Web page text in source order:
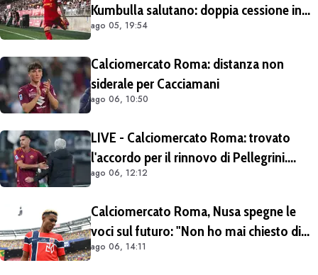
Kumbulla salutano: doppia cessione in
Spagna
ago 05, 19:54
Calciomercato Roma: distanza non
siderale per Cacciamani
ago 06, 10:50
LIVE - Calciomercato Roma: trovato
l'accordo per il rinnovo di Pellegrini.
Prolungamento di un solo anno
ago 06, 12:12
Calciomercato Roma, Nusa spegne le
voci sul futuro: "Non ho mai chiesto di
lasciare il Lipsia. I media possono scrivere
ago 06, 14:11